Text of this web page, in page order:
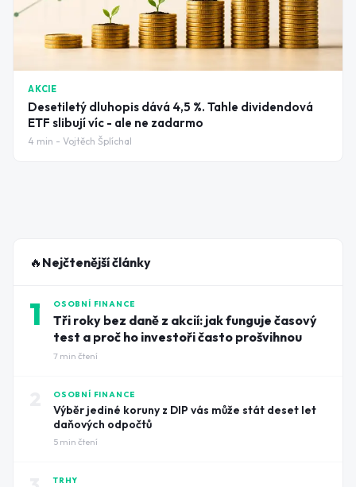
AKCIE
Desetiletý dluhopis dává 4,5 %. Tahle dividendová
ETF slibují víc - ale ne zadarmo
4 min - Vojtěch Šplíchal
🔥 Nejčtenější články
1 OSOBNÍ FINANCE
Tři roky bez daně z akcií: jak funguje časový
test a proč ho investoři často prošvihnou
7 min čtení
OSOBNÍ FINANCE
Výběr jediné koruny z DIP vás může stát deset let
daňových odpočtů
5 min čtení
TRHY